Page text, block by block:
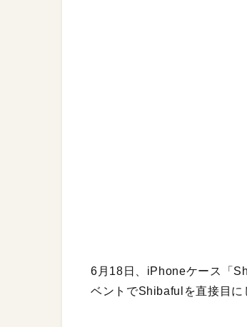
6月18日、iPhoneケース「
ベントでShibafulを直接目に